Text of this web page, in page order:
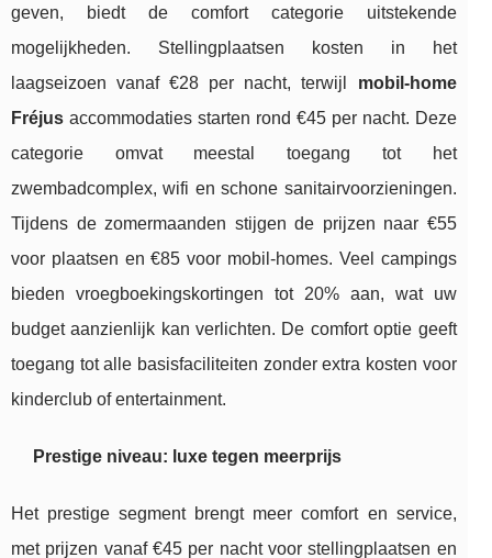
geven, biedt de comfort categorie uitstekende
mogelijkheden. Stellingplaatsen kosten in het
laagseizoen vanaf €28 per nacht, terwijl mobil-home
Fréjus accommodaties starten rond €45 per nacht. Deze
categorie omvat meestal toegang tot het
zwembadcomplex, wifi en schone sanitairvoorzieningen.
Tijdens de zomermaanden stijgen de prijzen naar €55
voor plaatsen en €85 voor mobil-homes. Veel campings
bieden vroegboekingskortingen tot 20% aan, wat uw
budget aanzienlijk kan verlichten. De comfort optie geeft
toegang tot alle basisfaciliteiten zonder extra kosten voor
kinderclub of entertainment.
Prestige niveau: luxe tegen meerprijs
Het prestige segment brengt meer comfort en service,
met prijzen vanaf €45 per nacht voor stellingplaatsen en